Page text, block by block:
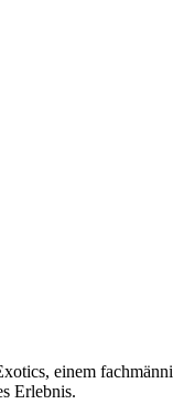
einem
Erlebnis.